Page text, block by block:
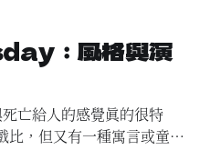
：風格與演
亡給人的感覺真的很特
比，但又有一種寓言或童話